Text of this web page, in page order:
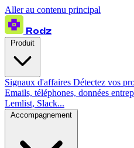
Aller au contenu principal
Rodz
Signaux d'affaires Détectez vos
Emails, téléphones, données
Lemlist, Slack...